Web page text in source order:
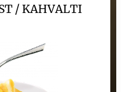
/ KAHVALTI